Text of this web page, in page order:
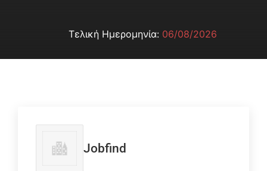
Τελική Ημερομηνία: 06/08/2026
Jobfind